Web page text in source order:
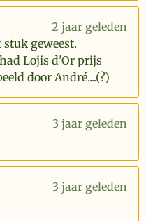
2 jaar geleden
geweest.
Lojis d'Or prijs
door André....(?)
3 jaar geleden
3 jaar geleden